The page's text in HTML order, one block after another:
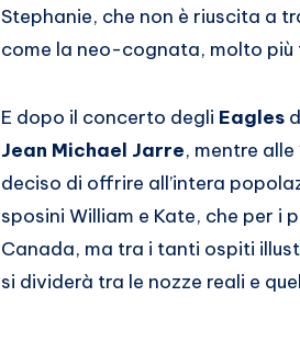
Stephanie, che non è riuscita a
come la neo-cognata, molto
E dopo il concerto degli Eagles
Jean Michael Jarre, mentre
deciso di offrire all’intera
sposini William e Kate, che per i
Canada, ma tra i tanti ospiti
si dividerà tra le nozze reali e